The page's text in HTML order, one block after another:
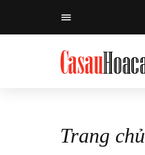
Trang chủ